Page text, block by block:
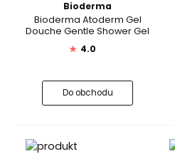
Bioderma
Bioderma Atoderm Gel
Douche Gentle Shower Gel
★ 4.0
Do obchodu